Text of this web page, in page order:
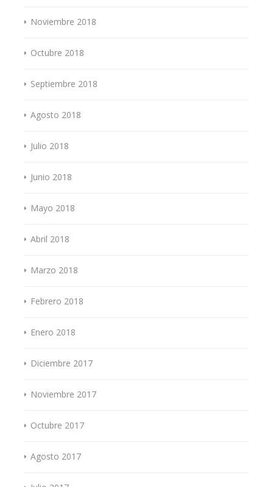
Noviembre 2018
Octubre 2018
Septiembre 2018
Agosto 2018
Julio 2018
Junio 2018
Mayo 2018
Abril 2018
Marzo 2018
Febrero 2018
Enero 2018
Diciembre 2017
Noviembre 2017
Octubre 2017
Agosto 2017